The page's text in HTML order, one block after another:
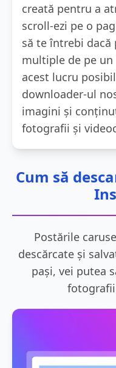
creată pentru a
scroll-ezi pe o
să te întrebi
multiple de pe
acest lucru
downloader-ul
imagini și
fotografii și
Cum să
Postările
descărcate și
pași, vei putea